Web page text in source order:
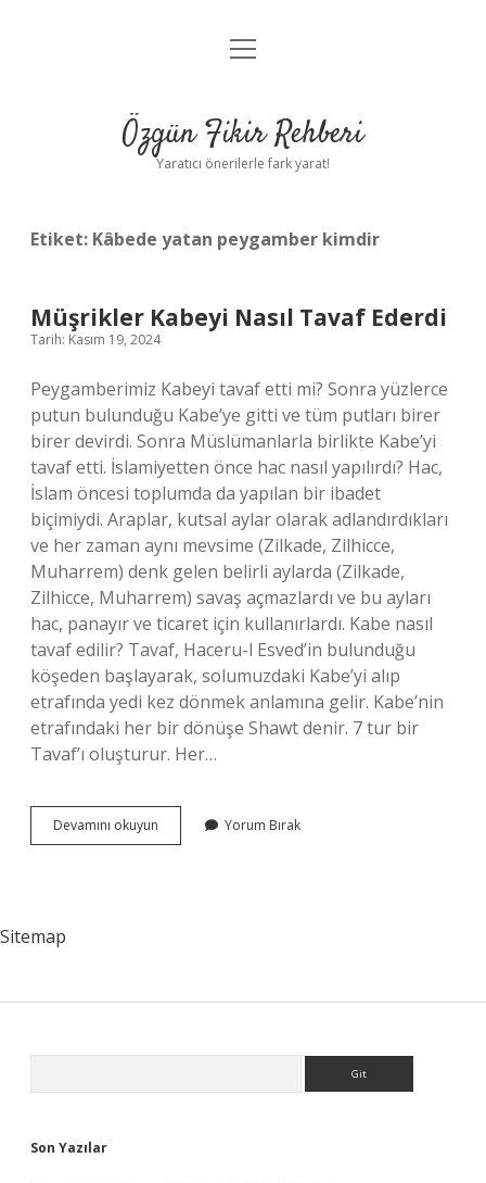
Gizlilik Politikası
Yasal Uyarı
menüyü
Özgün Fikir Rehberi
Yaratıcı önerilerle fark yarat!
Etiket: Kâbede yatan peygamber kimdir
Müşrikler Kabeyi Nasıl Tavaf Ederdi
Tarih: Kasım 19, 2024
Peygamberimiz Kabeyi tavaf etti mi? Sonra yüzlerce
putun bulunduğu Kabe’ye gitti ve tüm putları birer
birer devirdi. Sonra Müslümanlarla birlikte Kabe’yi
tavaf etti. İslamiyetten önce hac nasıl yapılırdı? Hac,
İslam öncesi toplumda da yapılan bir ibadet
biçimiydi. Araplar, kutsal aylar olarak adlandırdıkları
ve her zaman aynı mevsime (Zilkade, Zilhicce,
Muharrem) denk gelen belirli aylarda (Zilkade,
Zilhicce, Muharrem) savaş açmazlardı ve bu ayları
hac, panayır ve ticaret için kullanırlardı. Kabe nasıl
tavaf edilir? Tavaf, Haceru-l Esved’in bulunduğu
köşeden başlayarak, solumuzdaki Kabe’yi alıp
etrafında yedi kez dönmek anlamına gelir. Kabe’nin
etrafındaki her bir dönüşe Shawt denir. 7 tur bir
Tavaf’ı oluşturur. Her…
Devamını okuyun Müşrikler
Kabeyi
Yorum Bırak
Sitemap
Son Yazılar